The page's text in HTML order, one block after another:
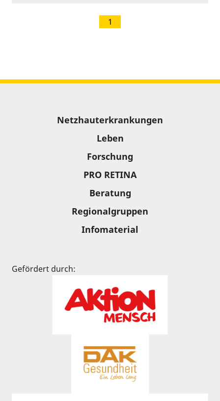
1
Netzhauterkrankungen
Leben
Forschung
PRO RETINA
Beratung
Regionalgruppen
Infomaterial
Gefördert durch: